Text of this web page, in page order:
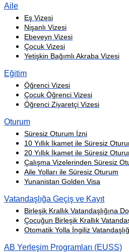
Aile
Eş Vizesi
Nişanlı Vizesi
Ebeveyn Vizesi
Çocuk Vizesi
Yetişkin Bağımlı Akraba Vizesi
Eğitim
Öğrenci Vizesi
Çocuk Öğrenci Vizesi
Öğrenci Ziyaretçi Vizesi
Oturum
Süresiz Oturum İzni
10 Yıllık İkamet ile Süresiz
20 Yıllık İkamet ile Süresiz
Çalışma Vizelerinden Süresiz
Aile Yolları ile Süresiz Oturum
Yunanistan Golden Visa
Vatandaşlığa Geçiş ve Kayıt
Birleşik Krallık Vatandaşlığına
Çocuğun Birleşik Krallık
Otomatik Yolla İngiliz
AB Yerleşim Programları (EUSS)